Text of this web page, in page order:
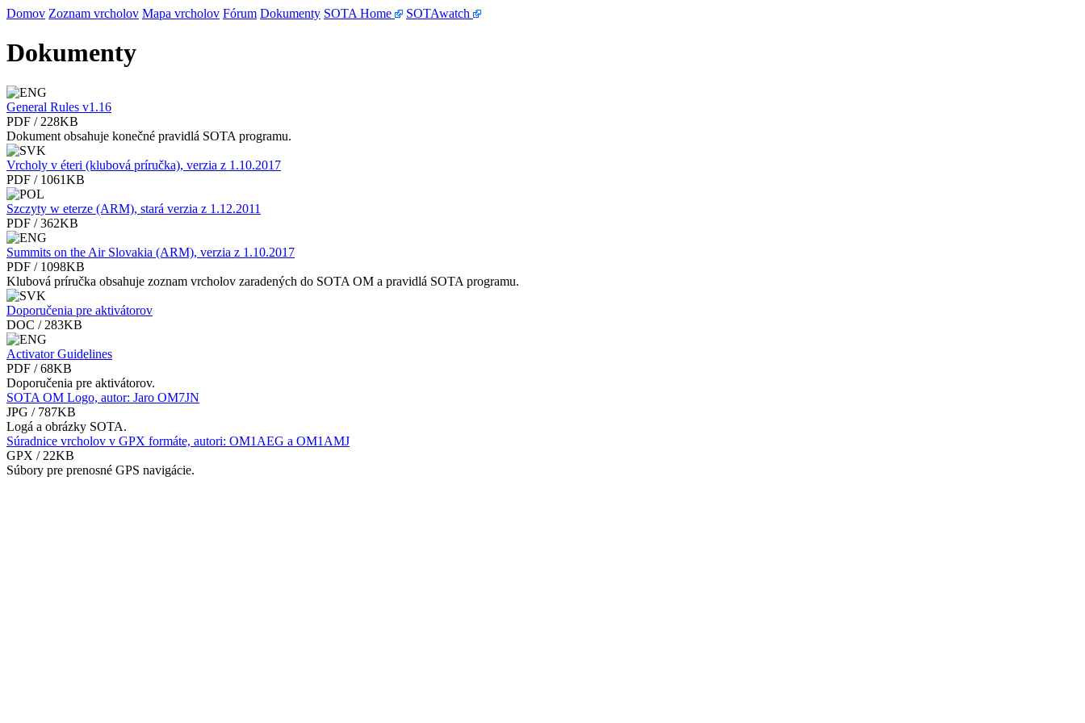
Domov Zoznam vrcholov Mapa vrcholov Fórum Dokumenty SOTA Home SOTAwatch
Dokumenty
General Rules v1.16
PDF / 228KB
Dokument obsahuje konečné pravidlá SOTA programu.
Vrcholy v éteri (klubová príručka), verzia z 1.10.2017
PDF / 1061KB
Szczyty w eterze (ARM), stará verzia z 1.12.2011
PDF / 362KB
Summits on the Air Slovakia (ARM), verzia z 1.10.2017
PDF / 1098KB
Klubová príručka obsahuje zoznam vrcholov zaradených do SOTA OM a pravidlá SOTA programu.
Doporučenia pre aktivátorov
DOC / 283KB
Activator Guidelines
PDF / 68KB
Doporučenia pre aktivátorov.
SOTA OM Logo, autor: Jaro OM7JN
JPG / 787KB
Logá a obrázky SOTA.
Súradnice vrcholov v GPX formáte, autori: OM1AEG a OM1AMJ
GPX / 22KB
Súbory pre prenosné GPS navigácie.